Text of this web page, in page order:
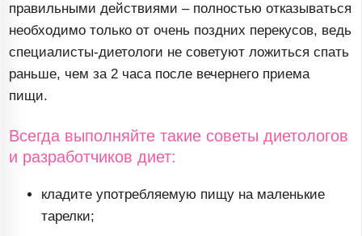
правильными действиями – полностью отказываться
необходимо только от очень поздних перекусов, ведь
специалисты-диетологи не советуют ложиться спать
раньше, чем за 2 часа после вечернего приема
пищи.
Всегда выполняйте такие советы диетологов
и разработчиков диет:
кладите употребляемую пищу на маленькие
тарелки;